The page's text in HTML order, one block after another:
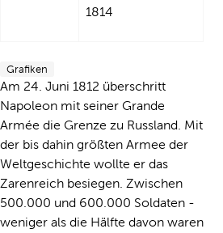
1814
Grafiken
Am 24. Juni 1812 überschritt
Napoleon mit seiner Grande
Armée die Grenze zu Russland. Mit
der bis dahin größten Armee der
Weltgeschichte wollte er das
Zarenreich besiegen. Zwischen
500.000 und 600.000 Soldaten -
weniger als die Hälfte davon waren